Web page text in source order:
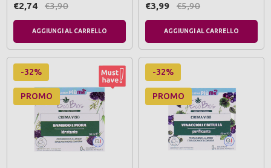
€2,74 €3,90
AGGIUNGI AL CARRELLO
€3,99 €5,90
AGGIUNGI AL CARRELLO
-32%
PROMO
-32%
PROMO